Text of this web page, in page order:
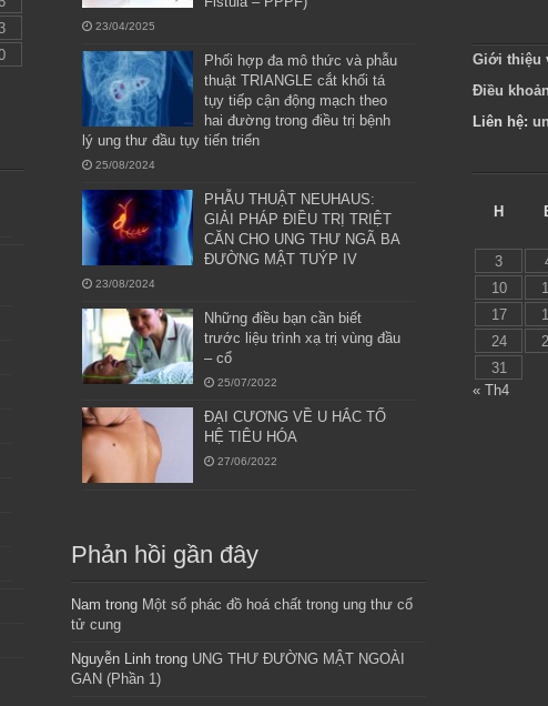
23/04/2025
Phối hợp đa mô thức và phẫu
thuật TRIANGLE cắt khối tá
tụy tiếp cận động mạch theo
hai đường trong điều trị bệnh
lý ung thư đầu tụy tiến triển
25/08/2024
PHẪU THUẬT NEUHAUS:
GIẢI PHÁP ĐIỀU TRỊ TRIỆT
CĂN CHO UNG THƯ NGÃ BA
ĐƯỜNG MẬT TUÝP IV
23/08/2024
Những điều bạn cần biết
trước liệu trình xạ trị vùng đầu
– cổ
25/07/2022
ĐẠI CƯƠNG VỀ U HẮC TỐ
HỆ TIÊU HÓA
27/06/2022
Phản hồi gần đây
Nam trong Một số phác đồ hoá chất trong ung thư cổ
tử cung
Nguyễn Linhtrong UNG THƯ ĐƯỜNG MẬT NGOÀI
GAN (Phần 1)
Giới thiệu
Điều
Liên hệ:
H
3
10
17
24
31
« Th4